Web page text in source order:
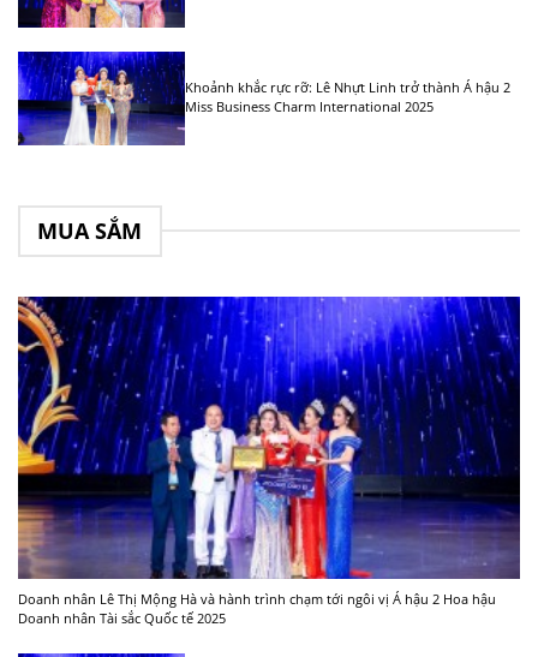
Khoảnh khắc rực rỡ: Lê Nhựt Linh trở thành Á hậu 2
Miss Business Charm International 2025
MUA SẮM
Doanh nhân Lê Thị Mộng Hà và hành trình chạm tới ngôi vị Á hậu 2 Hoa hậu
Doanh nhân Tài sắc Quốc tế 2025